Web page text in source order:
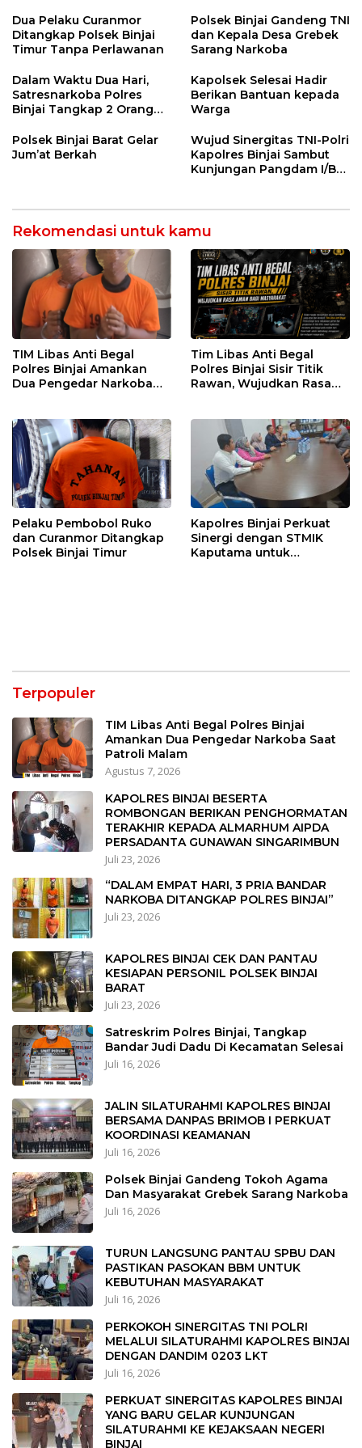
AI
Dua Pelaku Curanmor
Ditangkap Polsek Binjai
Timur Tanpa Perlawanan
Polsek Binjai Gandeng TNI
dan Kepala Desa Grebek
Sarang Narkoba
Dalam Waktu Dua Hari,
Satresnarkoba Polres
Binjai Tangkap 2 Orang
Binjai
Kapolsek Selesai Hadir
Berikan Bantuan kepada
Warga
Polsek Binjai Barat Gelar
Jum’at Berkah
Wujud Sinergitas TNI-Polri
Kapolres Binjai Sambut
Kunjungan Pangdam I/BB
Rekomendasi untuk kamu
TIM Libas Anti Begal
Polres Binjai Amankan
Dua Pengedar Narkoba
Tim Libas Anti Begal
Polres Binjai Sisir Titik
Rawan, Wujudkan Rasa
Pelaku Pembobol Ruko
dan Curanmor Ditangkap
Polsek Binjai Timur
Kapolres Binjai Perkuat
Sinergi dengan STMIK
Kaputama untuk
Terpopuler
TIM Libas Anti Begal Polres Binjai
Amankan Dua Pengedar Narkoba Saat
Patroli Malam
Agustus 7, 2026
KAPOLRES BINJAI BESERTA
ROMBONGAN BERIKAN PENGHORMATAN
TERAKHIR KEPADA ALMARHUM AIPDA
PERSADANTA GUNAWAN SINGARIMBUN
Juli 23, 2026
“DALAM EMPAT HARI, 3 PRIA BANDAR
NARKOBA DITANGKAP POLRES BINJAI”
Juli 23, 2026
KAPOLRES BINJAI CEK DAN PANTAU
KESIAPAN PERSONIL POLSEK BINJAI
BARAT
Juli 23, 2026
Satreskrim Polres Binjai, Tangkap
Bandar Judi Dadu Di Kecamatan Selesai
Juli 16, 2026
JALIN SILATURAHMI KAPOLRES BINJAI
BERSAMA DANPAS BRIMOB I PERKUAT
KOORDINASI KEAMANAN
Juli 16, 2026
Polsek Binjai Gandeng Tokoh Agama
Dan Masyarakat Grebek Sarang Narkoba
Juli 16, 2026
TURUN LANGSUNG PANTAU SPBU DAN
PASTIKAN PASOKAN BBM UNTUK
KEBUTUHAN MASYARAKAT
Juli 16, 2026
PERKOKOH SINERGITAS TNI POLRI
MELALUI SILATURAHMI KAPOLRES BINJAI
DENGAN DANDIM 0203 LKT
Juli 16, 2026
PERKUAT SINERGITAS KAPOLRES BINJAI
YANG BARU GELAR KUNJUNGAN
SILATURAHMI KE KEJAKSAAN NEGERI
BINJAI